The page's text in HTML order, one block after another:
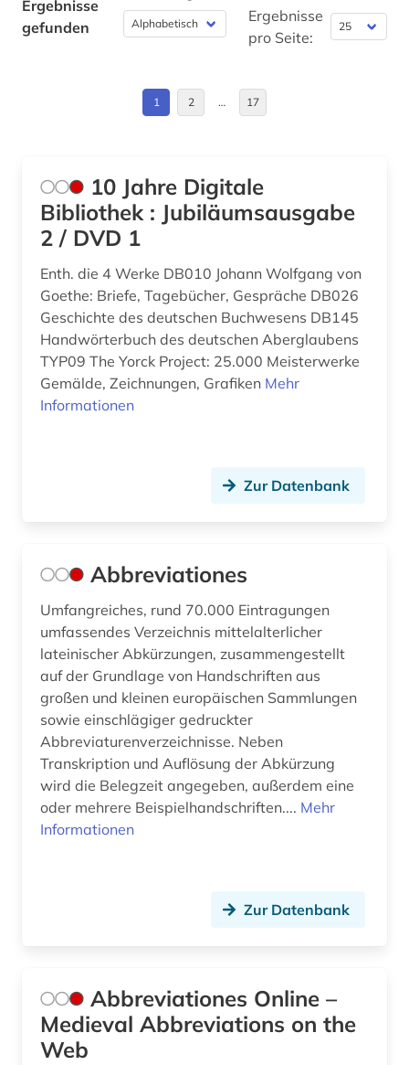
autografen (1)
autographen (1)
baden (1)
baden-württemberg (6)
ballade (1)
bamberg (1)
bartensleben <familie> (1)
belgien (1)
bestand (1)
bestandserhaltung (1)
betriebssystem (1)
betriebswirtschaftslehre (1)
bibel (1)
bibliographie (14)
Europa (18)
Frankreich (9)
Irland (1)
Island (1)
Israel (2)
Italien (5)
Japan (1)
Jugoslawien (1)
Norwegen (1)
Oesterreich (14)
Osmanisches Reich (2)
Ostasien (3)
Osteuropa (1)
Palaestina (1)
Polen (2)
Russland, Sowjetunion (5)
Schweden (6)
Schweiz (11)
Ergebnisse
gefunden
Ergebnisse
pro Seite:
1 2 … 17
10 Jahre Digitale
Bibliothek : Jubiläumsausgabe
2 / DVD 1
Enth. die 4 Werke DB010 Johann Wolfgang von
Goethe: Briefe, Tagebücher, Gespräche DB026
Geschichte des deutschen Buchwesens DB145
Handwörterbuch des deutschen Aberglaubens
TYP09 The Yorck Project: 25.000 Meisterwerke
Gemälde, Zeichnungen, Grafiken Mehr
Informationen
Zur Datenbank
Abbreviationes
Umfangreiches, rund 70.000 Eintragungen
umfassendes Verzeichnis mittelalterlicher
lateinischer Abkürzungen, zusammengestellt
auf der Grundlage von Handschriften aus
großen und kleinen europäischen Sammlungen
sowie einschlägiger gedruckter
Abbreviaturenverzeichnisse. Neben
Transkription und Auflösung der Abkürzung
wird die Belegzeit angegeben, außerdem eine
oder mehrere Beispielhandschriften.... Mehr
Informationen
Zur Datenbank
Abbreviationes Online –
Medieval Abbreviations on the
Web